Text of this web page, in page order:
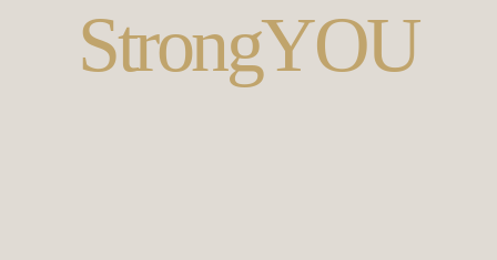
StrongYOU